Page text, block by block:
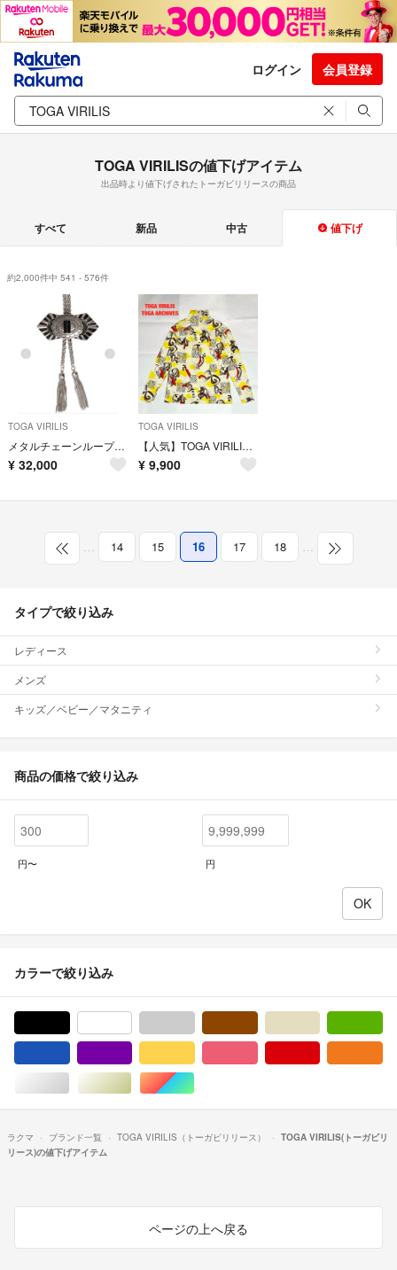
ログイン 会員登録
TOGA VIRILISの値下げアイテム
出品時より値下げされたトーガビリリースの商品
すべて 新品 中古 値下げ
約2,000件中 541 - 576件
TOGA VIRILIS
メタルチェーンループタイ
¥ 32,000
TOGA VIRILIS
【人気】TOGA VIRILIS TOGA ARCHIVES タートルネック
¥ 9,900
… 14 15 16 17 18 …
タイプで絞り込み
レディース
メンズ
キッズ／ベビー／マタニティ
商品の価格で絞り込み
円〜 円
カラーで絞り込み
シルバー/銀色系ゴールド/金色系マルチカラー
ラクマ ブランド一覧 TOGA VIRILIS（トーガビリリース）
TOGA VIRILIS(トーガビリ
リース)の値下げアイテム
ページの上へ戻る